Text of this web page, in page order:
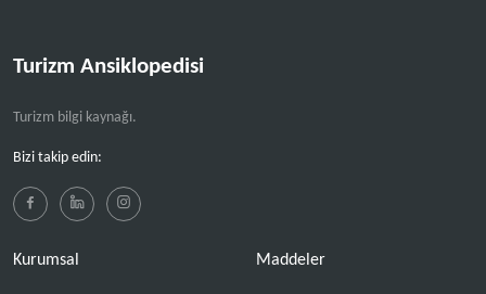
Turizm Ansiklopedisi
Turizm bilgi kaynağı.
Bizi takip edin:
Kurumsal Maddeler